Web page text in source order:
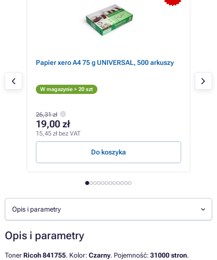
Papier xero A4 75 g UNIVERSAL, 500 arkuszy
W magazynie > 20 szt
26,31 zł
19,00 zł
15,45 zł bez VAT
Do koszyka
Opis i parametry
Opis i parametry
Toner Ricoh 841755. Kolor: Czarny. Pojemność: 31000 stron.